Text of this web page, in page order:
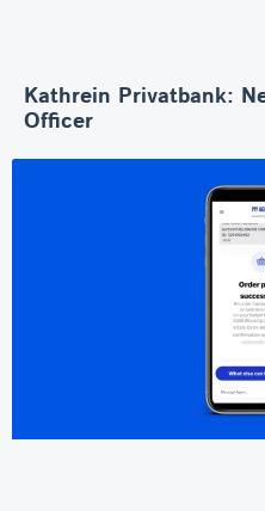
Kathrein Privatbank:
Officer